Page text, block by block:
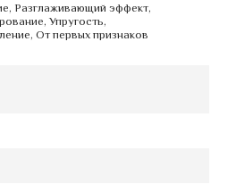
Разглаживающий эффект,
Упругость,
От первых признаков